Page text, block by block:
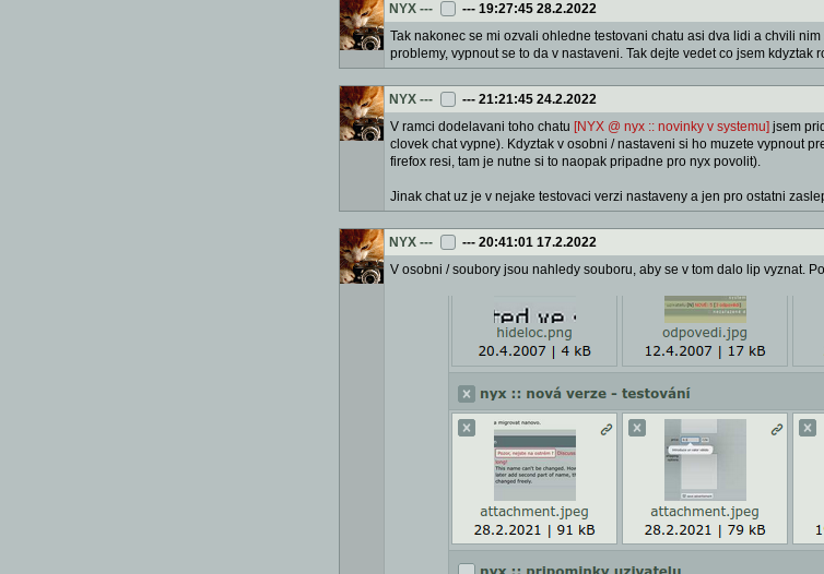
NYX --- --- 19:27:45 28.2.2022
Tak nakonec se mi ozvali ohledne testovani chatu asi dva lidi a chvili
problemy, vypnout se to da v nastaveni. Tak dejte vedet co jsem kdyztak
NYX --- --- 21:21:45 24.2.2022
V ramci dodelavani toho chatu [NYX @ nyx :: novinky v systemu] jsem
clovek chat vypne). Kdyztak v osobni / nastaveni si ho muzete vypnout
firefox resi, tam je nutne si to naopak pripadne pro nyx povolit).
Jinak chat uz je v nejake testovaci verzi nastaveny a jen pro ostatni
NYX --- --- 20:41:01 17.2.2022
V osobni / soubory jsou nahledy souboru, aby se v tom dalo lip vyznat.